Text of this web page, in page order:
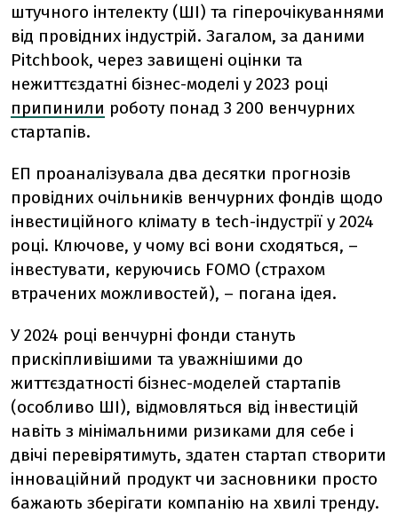
штучного інтелекту (ШІ) та гіперочікуваннями
від провідних індустрій. Загалом, за даними
Pitchbook, через завищені оцінки та
нежиттєздатні бізнес-моделі у 2023 році
припинили роботу понад 3 200 венчурних
стартапів.
ЕП проаналізувала два десятки прогнозів
провідних очільників венчурних фондів щодо
інвестиційного клімату в tech-індустрії у 2024
році. Ключове, у чому всі вони сходяться, –
інвестувати, керуючись FOMO (страхом
втрачених можливостей), – погана ідея.
У 2024 році венчурні фонди стануть
прискіпливішими та уважнішими до
життєздатності бізнес-моделей стартапів
(особливо ШІ), відмовляться від інвестицій
навіть з мінімальними ризиками для себе і
двічі перевірятимуть, здатен стартап створити
інноваційний продукт чи засновники просто
бажають зберігати компанію на хвилі тренду.